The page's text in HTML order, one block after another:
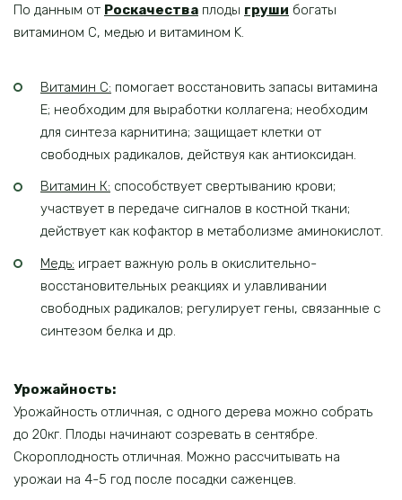
По данным от Роскачества плоды груши богаты
витамином C, медью и витамином K.
Витамин C: помогает восстановить запасы витамина
E; необходим для выработки коллагена; необходим
для синтеза карнитина; защищает клетки от
свободных радикалов, действуя как антиоксидан.
Витамин К: способствует свертыванию крови;
участвует в передаче сигналов в костной ткани;
действует как кофактор в метаболизме аминокислот.
Медь: играет важную роль в окислительно-
восстановительных реакциях и улавливании
свободных радикалов; регулирует гены, связанные с
синтезом белка и др.
Урожайность:
Урожайность отличная, с одного дерева можно собрать
до 20кг. Плоды начинают созревать в сентябре.
Скороплодность отличная. Можно рассчитывать на
урожаи на 4-5 год после посадки саженцев.